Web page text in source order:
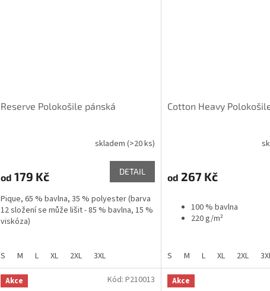
Reserve Polokošile pánská
je
z
5
hvězdiček.
skladem (>20 ks)
od 179 Kč DETAIL
Pique, 65 % bavlna, 35 % polyester (barva
12 složení se může lišit - 85 % bavlna, 15 %
viskóza)
S M L XL 2XL 3XL
Cotton Heavy
od 267 Kč
100 % bavlna
220 g/m²
S M L XL 2XL
Akce Kód: P210013 Akce